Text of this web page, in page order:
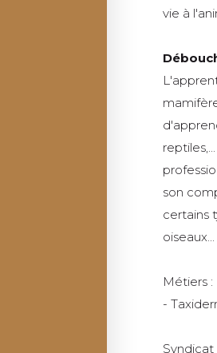
vie à
son
certains
oiseaux...
Métiers :
-